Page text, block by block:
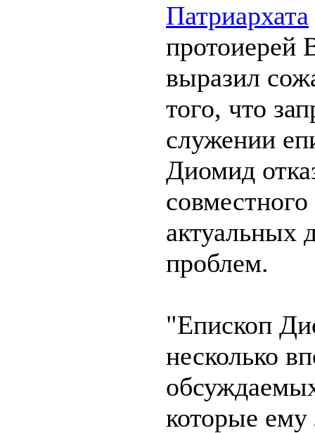
Патриархата
протоиерей
выразил
того, что
служении
Диомид
актуальных
проблем.
"Епископ
несколько
которые